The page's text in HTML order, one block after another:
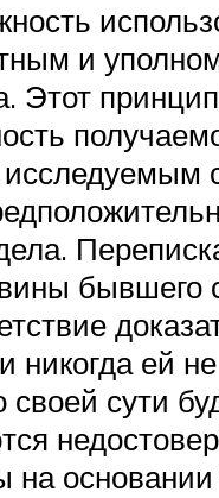
и
Этот
бывшего
никогда ей
своей сути
на